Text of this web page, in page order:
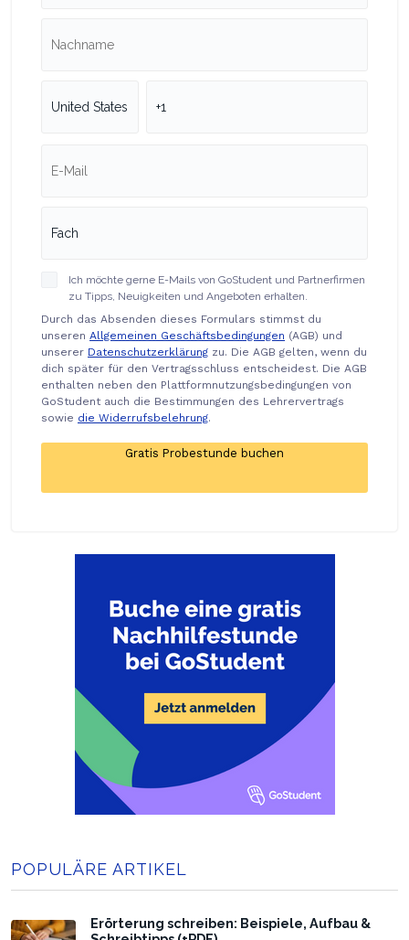
Ich möchte gerne E-Mails von GoStudent und Partnerfirmen
zu Tipps, Neuigkeiten und Angeboten erhalten.
Durch das Absenden dieses Formulars stimmst du
unseren Allgemeinen Geschäftsbedingungen (AGB) und
unserer Datenschutzerklärung zu. Die AGB gelten, wenn du
dich später für den Vertragsschluss entscheidest. Die AGB
enthalten neben den Plattformnutzungsbedingungen von
GoStudent auch die Bestimmungen des Lehrervertrags
sowie die Widerrufsbelehrung.
POPULÄRE ARTIKEL
Erörterung schreiben: Beispiele, Aufbau &